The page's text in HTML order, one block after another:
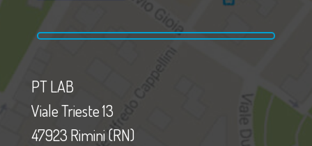
PT LAB
Viale Trieste 13
47923 Rimini (RN)